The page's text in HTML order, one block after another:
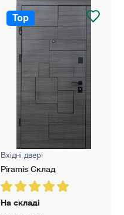
Top
Вхідні двері
Piramis Склад
На складі